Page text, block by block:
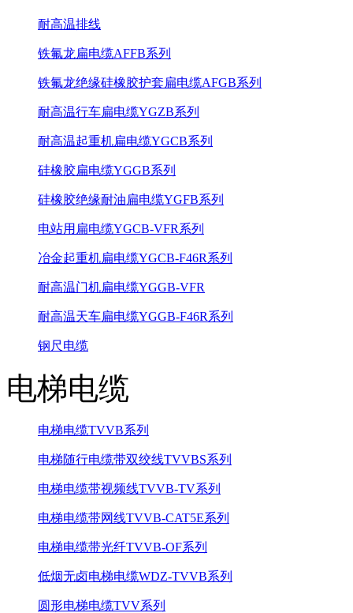
耐高温排线
铁氟龙扁电缆AFFB系列
铁氟龙绝缘硅橡胶护套扁电缆AFGB系列
耐高温行车扁电缆YGZB系列
耐高温起重机扁电缆YGCB系列
硅橡胶扁电缆YGGB系列
硅橡胶绝缘耐油扁电缆YGFB系列
电站用扁电缆YGCB-VFR系列
冶金起重机扁电缆YGCB-F46R系列
耐高温门机扁电缆YGGB-VFR
耐高温天车扁电缆YGGB-F46R系列
钢尺电缆
电梯电缆
电梯电缆TVVB系列
电梯随行电缆带双绞线TVVBS系列
电梯电缆带视频线TVVB-TV系列
电梯电缆带网线TVVB-CAT5E系列
电梯电缆带光纤TVVB-OF系列
低烟无卤电梯电缆WDZ-TVVB系列
圆形电梯电缆TVV系列